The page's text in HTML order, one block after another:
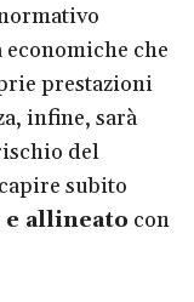
che
prestazioni
infine, sarà
del
subito
e allineato con